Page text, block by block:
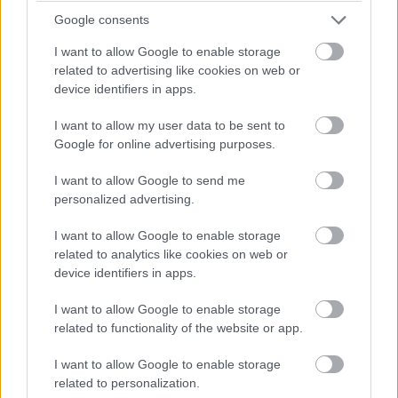
Google consents
I want to allow Google to enable storage
related to advertising like cookies on web or
device identifiers in apps.
I want to allow my user data to be sent to
Google for online advertising purposes.
I want to allow Google to send me
personalized advertising.
I want to allow Google to enable storage
related to analytics like cookies on web or
device identifiers in apps.
I want to allow Google to enable storage
related to functionality of the website or app.
I want to allow Google to enable storage
related to personalization.
jobb együttműködési hajlandóságát eredményezi. Aki a
biztonságtudatos szemlélet kialakítását célul kitűző
programot indít, annak mindenekelőtt erős támogatást
kell kapnia a menedzsmenttől, ha sikeres projektet akar
megvalósítani. Ennek elérése nagyon nehéz feladat, de
léteznek olyan módszerek, amelyekkel szinte biztosra
hogy a biztonságtudatos szemléletre feltétlenül szükség
van a szabályozásoknak megfeleléshez, és a kialakítása
érdekében tett erőfeszítések mindenképpen
költségmegtakarítást eredményeznek a vállalat
számára. A kifejezetten a vezetőknek szánt anyagok,
például hírlevelek, az újdonságokat és tippeket
tartalmazó rövid cikkek ugyancsak segítenek elnyerni a